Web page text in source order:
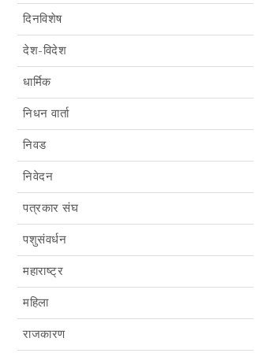
दिनविशेष
देश-विदेश
धार्मिक
निधन वार्ता
निवड
निवेदन
पत्रकार संघ
पशुसंवर्धन
महाराष्ट्र
महिला
राजकारण